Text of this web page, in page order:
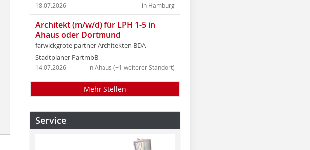
in Hamburg
18.07.2026
Architekt (m/w/d) für LPH 1-5 in
Ahaus oder Dortmund
farwickgrote partner Architekten BDA
Stadtplaner PartmbB
in Ahaus (+1 weiterer Standort)
14.07.2026
Mehr Stellen
Service